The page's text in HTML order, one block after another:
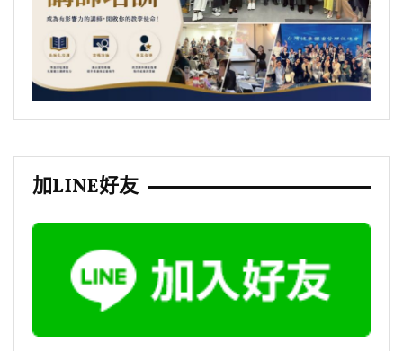
加LINE好友